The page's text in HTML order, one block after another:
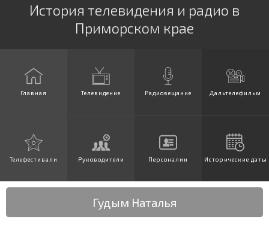
История телевидения и радио в
Приморском крае
Главная Телевидение Радиовещание Дальтелефильм
Телефестивали Руководители Персоналии Исторические даты
Гудым Наталья